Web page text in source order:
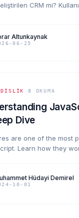
CRM mi?
Altunkaynak
06-25
8 OKUMA
Dive
are one of the most
Learn how they
Hüdayi Demirel
10-01